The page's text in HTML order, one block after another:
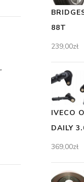
,
88T
239,00zł
IVECO
DAILY
369,00zł